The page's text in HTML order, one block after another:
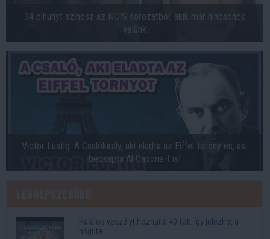
34 elhunyt színész az NCIS sorozatból, akik már nincsenek
velünk
Victor Lustig: A Csalókirály, aki eladta az Eiffel-torony és, aki
becsapta Al Capone-t is!
Halálos veszélyt hozhat a 40 fok: így jelezhet a
hőguta